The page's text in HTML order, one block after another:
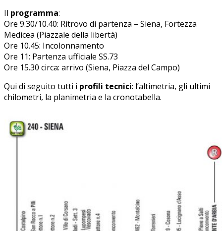
Il programma:
Ore 9.30/10.40: Ritrovo di partenza – Siena, Fortezza
Medicea (Piazzale della libertà)
Ore 10.45: Incolonnamento
Ore 11: Partenza ufficiale SS.73
Ore 15.30 circa: arrivo (Siena, Piazza del Campo)
Qui di seguito tutti i profili tecnici: l’altimetria, gli ultimi
chilometri, la planimetria e la cronotabella.